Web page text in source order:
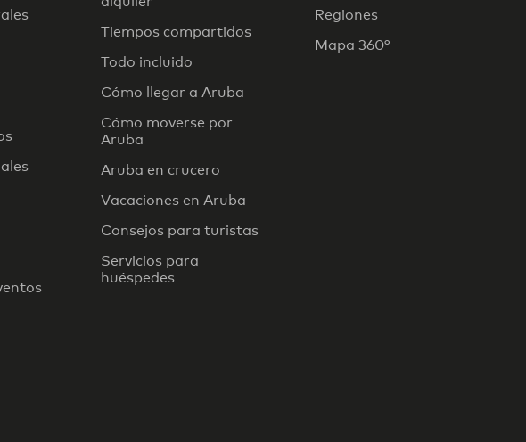
Tiempos compartidos
Todo incluido
Cómo llegar a Aruba
Cómo moverse por
Aruba
Aruba en crucero
Vacaciones en Aruba
Consejos para turistas
Servicios para
huéspedes
Regiones
Mapa 360°